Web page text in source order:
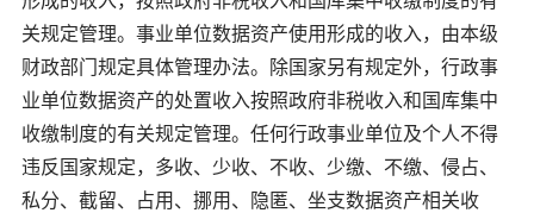
关规定管理。事业单位数据资产使用形成的收入，由本级
财政部门规定具体管理办法。除国家另有规定外，行政事
业单位数据资产的处置收入按照政府非税收入和国库集中
收缴制度的有关规定管理。任何行政事业单位及个人不得
违反国家规定，多收、少收、不收、少缴、不缴、侵占、
私分、截留、占用、挪用、隐匿、坐支数据资产相关收